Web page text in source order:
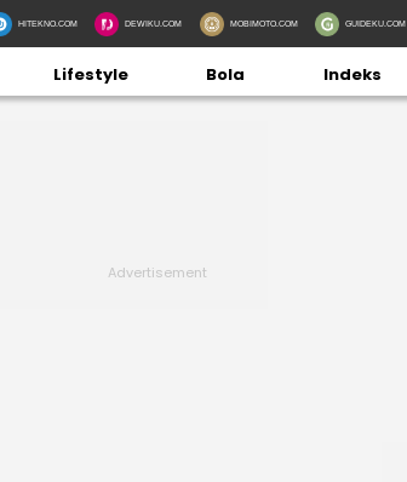
HITEKNO.COM DEWIKU.COM MOBIMOTO.COM GUIDEKU.COM
Lifestyle Bola Indeks